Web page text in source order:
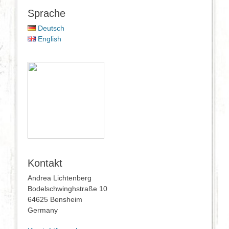
Sprache
Deutsch
English
Kontakt
Andrea Lichtenberg
Bodelschwinghstraße 10
64625 Bensheim
Germany